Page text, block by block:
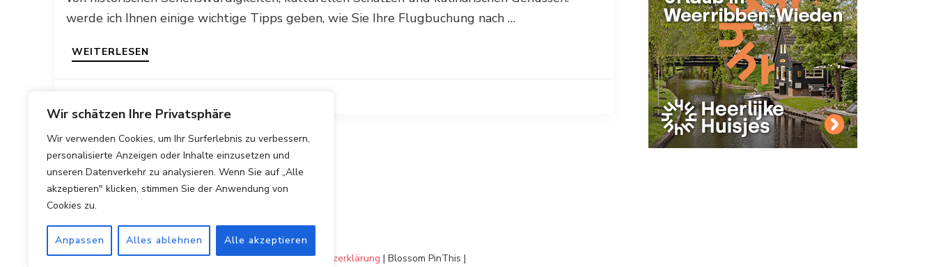
Wir schätzen Ihre Privatsphäre
Wir verwenden Cookies, um Ihr Surferlebnis zu verbessern,
personalisierte Anzeigen oder Inhalte einzusetzen und
unseren Datenverkehr zu analysieren. Wenn Sie auf „Alle
akzeptieren" klicken, stimmen Sie der Anwendung von
Cookies zu.
Anpassen Alles ablehnen Alle akzeptieren
werde ich Ihnen einige wichtige Tipps geben, wie Sie Ihre Flugbuchung nach …
WEITERLESEN
Copyright © 2025 Hotels Vergleichen.Impressum|Datenschutzerklärung | Blossom PinThis |